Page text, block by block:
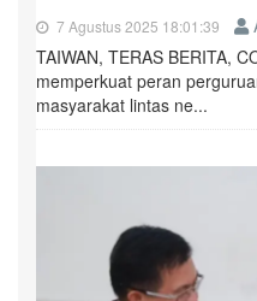
7 Agustus 2025 18:01:39
TAIWAN, TERAS BERITA,
memperkuat peran
masyarakat lintas ne...